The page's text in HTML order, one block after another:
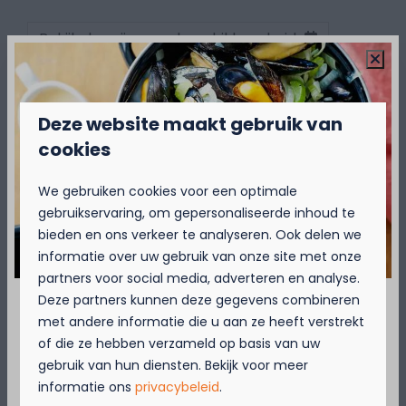
Bekijk de prijzen en beschikbaarheid
Boek een vakantie bij Kompas Beach Resorts
September = Mosselmaand!
Geniet van 2 t.e.m. 28 september van 50%
korting op de mosselprijs voor 2 personen
Deze website maakt gebruik van
cookies
We gebruiken cookies voor een optimale
gebruikservaring, om gepersonaliseerde inhoud te
bieden en ons verkeer te analyseren. Ook delen we
informatie over uw gebruik van onze site met onze
partners voor social media, adverteren en analyse.
Deze partners kunnen deze gegevens combineren
met andere informatie die u aan ze heeft verstrekt
of die ze hebben verzameld op basis van uw
gebruik van hun diensten. Bekijk voor meer
informatie onsprivacybeleid.